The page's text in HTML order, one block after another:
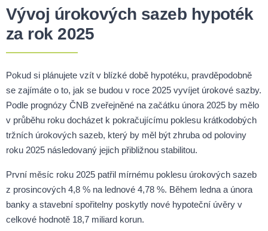
Vývoj úrokových sazeb hypoték
za rok 2025
Pokud si plánujete vzít v blízké době hypotéku, pravděpodobně
se zajímáte o to, jak se budou v roce 2025 vyvíjet úrokové sazby.
Podle prognózy ČNB zveřejněné na začátku února 2025 by mělo
v průběhu roku docházet k pokračujícímu poklesu krátkodobých
tržních úrokových sazeb, který by měl být zhruba od poloviny
roku 2025 následovaný jejich přibližnou stabilitou.
První měsíc roku 2025 patřil mírnému poklesu úrokových sazeb
z prosincových 4,8 % na lednové 4,78 %. Během ledna a února
banky a stavební spořitelny poskytly nové hypoteční úvěry v
celkové hodnotě 18,7 miliard korun.